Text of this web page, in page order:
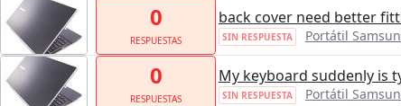
0
RESPUESTAS
back cover need better
SIN RESPUESTA Portátil
0
RESPUESTAS
My keyboard suddenly is
SIN RESPUESTA Portátil